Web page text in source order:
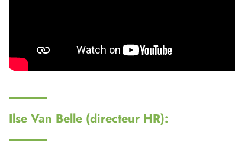
Ilse Van Belle (directeur HR):